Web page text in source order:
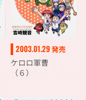
2003.01.29発売
ケロロ軍曹
（６）